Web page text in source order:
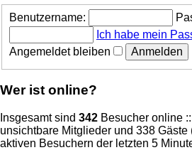
Benutzername:
Ich habe mein
Angemeldet bleiben
Wer ist online?
Insgesamt sind 342 Besucher online
unsichtbare Mitglieder und 338 Gäste
aktiven Besuchern der letzten 5